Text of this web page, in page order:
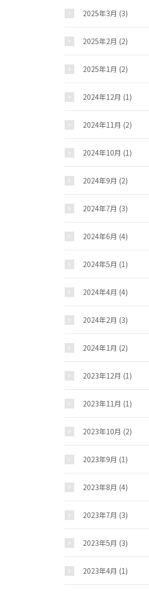
2025年3月 (3)
2025年2月 (2)
2025年1月 (2)
2024年12月 (1)
2024年11月 (2)
2024年10月 (1)
2024年9月 (2)
2024年7月 (3)
2024年6月 (4)
2024年5月 (1)
2024年4月 (4)
2024年2月 (3)
2024年1月 (2)
2023年12月 (1)
2023年11月 (1)
2023年10月 (2)
2023年9月 (1)
2023年8月 (4)
2023年7月 (3)
2023年5月 (3)
2023年4月 (1)